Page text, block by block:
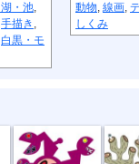
・池,
手描き ,
白黒・モ
動物, 線画,
しくみ